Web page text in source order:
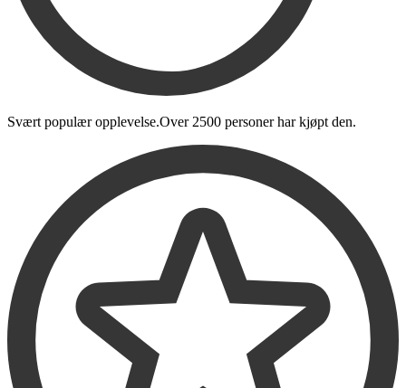
Svært populær opplevelse.Over 2500 personerhar kjøpt den.